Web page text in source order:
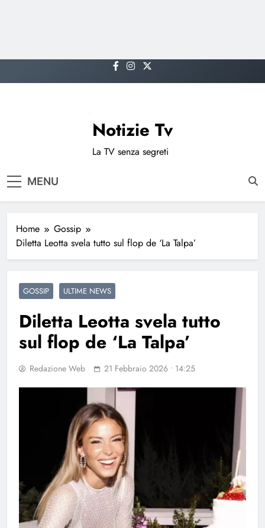
to
Notizie Tv
La TV senza segreti
MENU
Home
Gossip
Diletta Leotta svela tutto sul flop de ‘La Talpa’
GOSSIP ULTIME NEWS
Diletta Leotta svela tutto
sul flop de ‘La Talpa’
Redazione Web 21 Febbraio 2026 • 14:25